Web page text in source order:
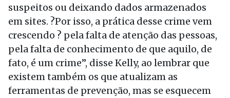
suspeitos ou deixando dados armazenados
em sites. ?Por isso, a prática desse crime vem
crescendo ? pela falta de atenção das pessoas,
pela falta de conhecimento de que aquilo, de
fato, é um crime”, disse Kelly, ao lembrar que
existem também os que atualizam as
ferramentas de prevenção, mas se esquecem